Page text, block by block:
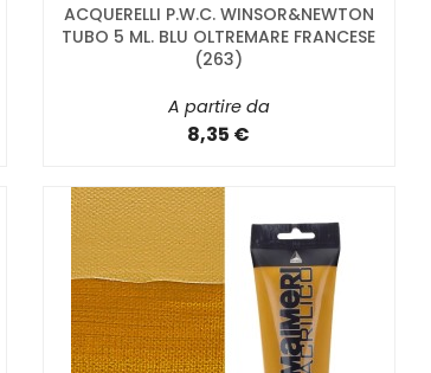
ACQUERELLI P.W.C. WINSOR&NEWTON
TUBO 5 ML. BLU OLTREMARE FRANCESE
(263)
A partire da
8,35 €